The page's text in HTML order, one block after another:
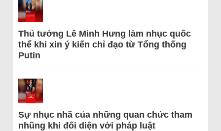
Thủ tướng Lê Minh Hưng làm nhục quốc
thể khi xin ý kiến chỉ đạo từ Tổng thống
Putin
Sự nhục nhã của những quan chức tham
nhũng khi đối diện với pháp luật